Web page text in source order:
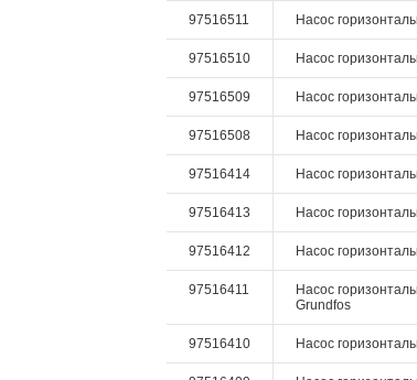
97516511 Насос
97516510 Насос
97516509 Насос
97516508 Насос
97516414 Насос
97516413 Насос
97516412 Насос
97516411
Насос
Grundfos
97516410 Насос